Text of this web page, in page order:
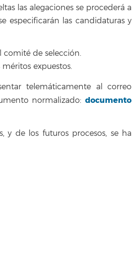
las alegaciones se procederá a
especificarán las candidaturas y
comité de selección.
expuestos.
telemáticamente al correo
normalizado: documento
y de los futuros procesos, se ha